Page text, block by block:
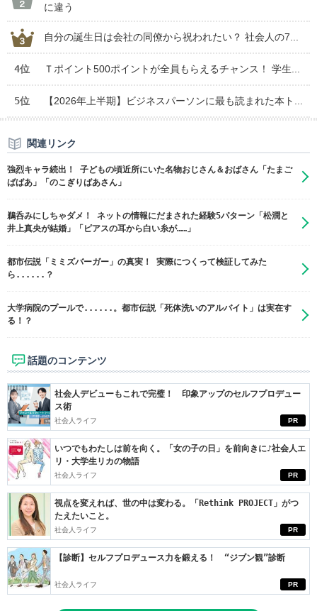
に違う
自分の誕生日は会社の同僚から祝われたい？ 社会人の7...
4位 Ｔポイント500ポイントが全員もらえるチャンス！ 学生...
5位 【2026年上半期】ビジネスパーソンに最も読まれた本ト...
関連リンク
強烈キャラ続出！ 子どもの頃近所にいた名物おじさん＆おばさん「たまご
ばばあ」「のこぎりばあさん」
鵜呑みにしちゃダメ！ ネットの情報にだまされた経験5パターン「松潤と
井上真央が結婚」「ピアスの耳から白い糸が……」
都市伝説「ミミズバーガー」の真実！ 実際につくって検証してみた
ら......？
大学病院のプールで......。都市伝説「死体洗いのアルバイト」は実在す
る！？
話題のコンテンツ
PR
社会人デビューもこれで完璧！ 印象アップのセルフプロデュー
ス術
社会人ライフ
PR
いつでもわたしは前を向く。「女の子の日」を前向きに♪社会人エ
リ・大学生リカの物語
社会人ライフ
PR
視点を変えれば、世の中は変わる。「Rethink PROJECT」がつ
たえたいこと。
社会人ライフ
PR
【診断】セルフプロデュース力を鍛える！ “ジブン観”診断
社会人ライフ